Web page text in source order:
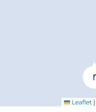
Leaflet |